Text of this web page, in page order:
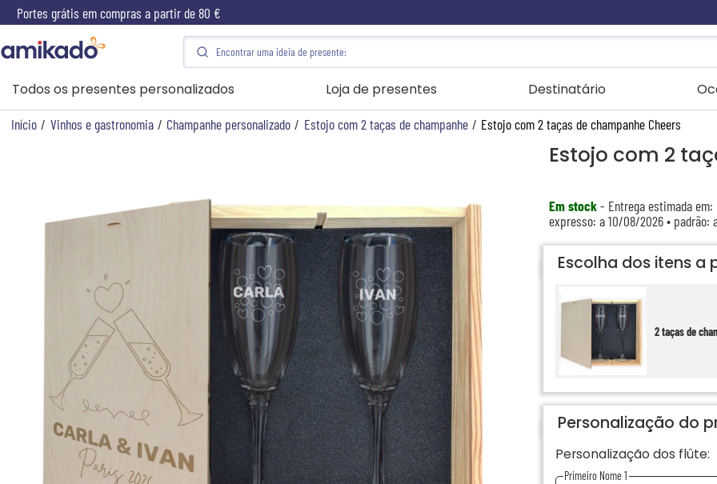
Portes grátis em compras a partir de 80 €
Todos os presentes personalizados Loja de presentes Destinatário
Início / Vinhos e gastronomia / Champanhe personalizado / Estojo com 2 taças de champanhe / Estojo com 2 taças de champanhe Cheers
Estojo com 2
Em stock- Entrega estimada em:
expresso: a 10/08/2026 • padrão:
Escolha dos itens a
2 taças de
Personalização do
Personalização dos flûte:
Primeiro Nome 1